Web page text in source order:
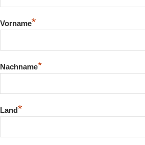
Vorname*
Nachname*
Land*